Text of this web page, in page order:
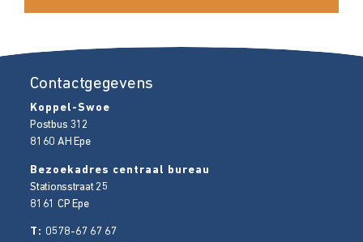
Contactgegevens
Koppel-Swoe
Postbus 312
8160 AH Epe
Bezoekadres centraal bureau
Stationsstraat 25
8161 CP Epe
T: 0578-67 67 67